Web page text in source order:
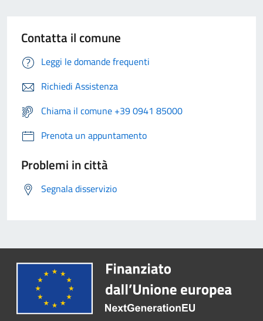
Contatta il comune
Leggi le domande frequenti
Richiedi Assistenza
Chiama il comune +39 0941 85000
Prenota un appuntamento
Problemi in città
Segnala disservizio